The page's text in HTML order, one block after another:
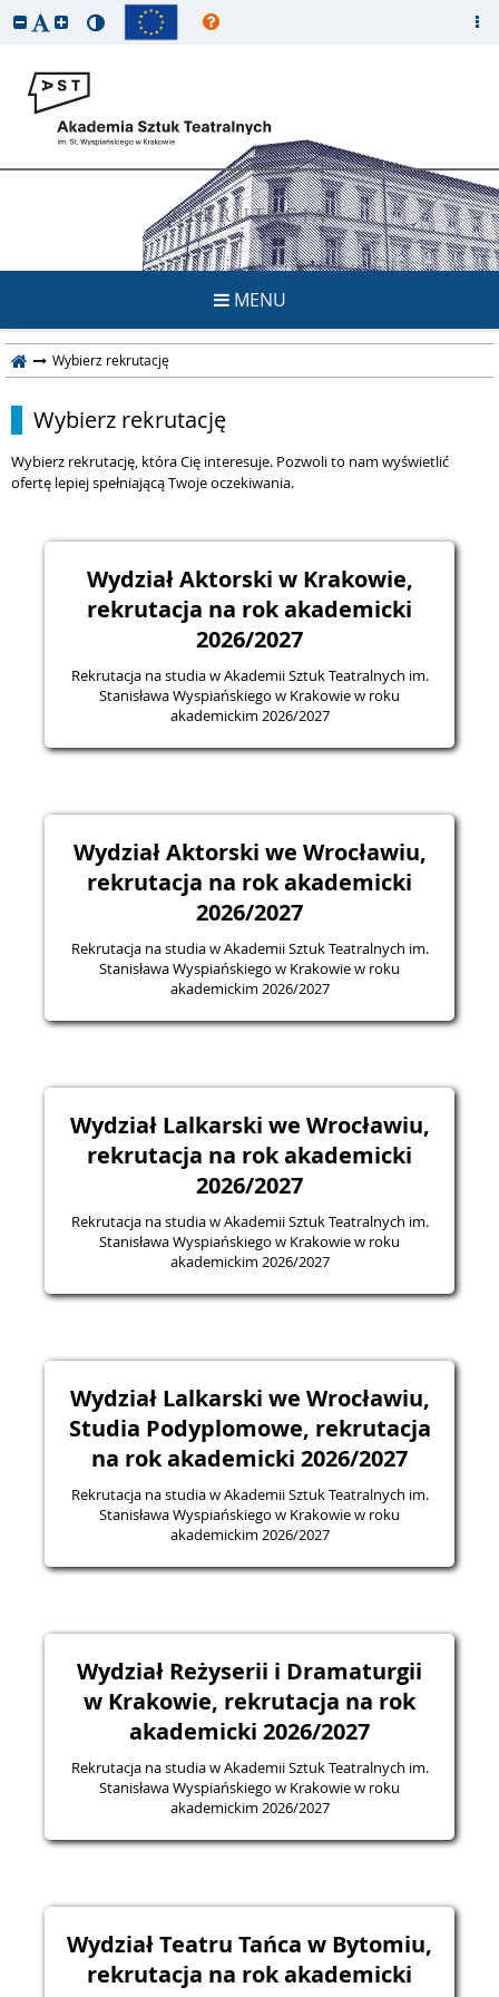
REKRUTACJA
MENU
Wybierz rekrutację
Wybierz rekrutację
Wybierz rekrutację, która Cię interesuje. Pozwoli to nam wyświetlić
ofertę lepiej spełniającą Twoje oczekiwania.
Wydział Aktorski w Krakowie,
rekrutacja na rok akademicki
2026/2027
Rekrutacja na studia w Akademii Sztuk Teatralnych im.
Stanisława Wyspiańskiego w Krakowie w roku
akademickim 2026/2027
Wydział Aktorski we Wrocławiu,
rekrutacja na rok akademicki
2026/2027
Rekrutacja na studia w Akademii Sztuk Teatralnych im.
Stanisława Wyspiańskiego w Krakowie w roku
akademickim 2026/2027
Wydział Lalkarski we Wrocławiu,
rekrutacja na rok akademicki
2026/2027
Rekrutacja na studia w Akademii Sztuk Teatralnych im.
Stanisława Wyspiańskiego w Krakowie w roku
akademickim 2026/2027
Wydział Lalkarski we Wrocławiu,
Studia Podyplomowe, rekrutacja
na rok akademicki 2026/2027
Rekrutacja na studia w Akademii Sztuk Teatralnych im.
Stanisława Wyspiańskiego w Krakowie w roku
akademickim 2026/2027
Wydział Reżyserii i Dramaturgii
w Krakowie, rekrutacja na rok
akademicki 2026/2027
Rekrutacja na studia w Akademii Sztuk Teatralnych im.
Stanisława Wyspiańskiego w Krakowie w roku
akademickim 2026/2027
Wydział Teatru Tańca w Bytomiu,
rekrutacja na rok akademicki